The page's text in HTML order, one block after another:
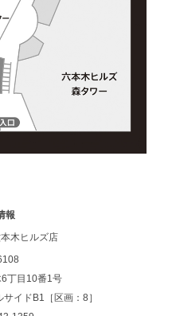
報
木ヒルズ店
丁目10番1号
イドB1［区画：8］